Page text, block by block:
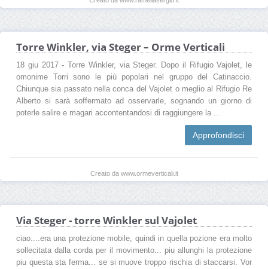
Torre Winkler, via Steger – Orme Verticali
18 giu 2017 - Torre Winkler, via Steger. Dopo il Rifugio Vajolet, le
omonime Torri sono le più popolari nel gruppo del Catinaccio.
Chiunque sia passato nella conca del Vajolet o meglio al Rifugio Re
Alberto si sarà soffermato ad osservarle, sognando un giorno di
poterle salire e magari accontentandosi di raggiungere la ...
Approfondisci
Creato da www.ormeverticali.it
Via Steger - torre Winkler sul Vajolet
ciao....era una protezione mobile, quindi in quella pozione era molto
sollecitata dalla corda per il movimento... piu allunghi la protezione
piu questa sta ferma... se si muove troppo rischia di staccarsi. Vor